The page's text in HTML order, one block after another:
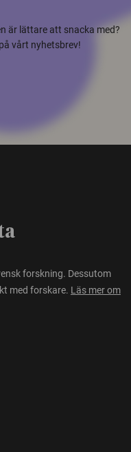
är lättare att snacka med?
vårt nyhetsbrev!
forskning. Dessutom
med forskare. Läs mer om